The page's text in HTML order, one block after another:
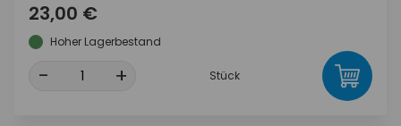
23,00 €
Hoher Lagerbestand
- + Stück